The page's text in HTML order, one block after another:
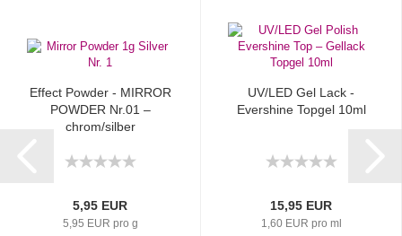
Effect Powder - MIRROR
POWDER Nr.01 –
chrom/silber
5,95 EUR
5,95 EUR pro g
UV/LED Gel Lack -
Evershine Topgel 10ml
15,95 EUR
1,60 EUR pro ml